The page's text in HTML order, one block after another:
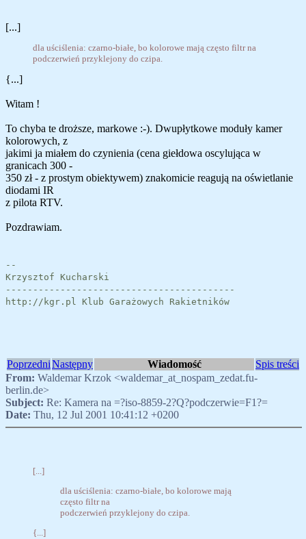
[...]
dla uściślenia: czarno-białe, bo kolorowe mają często filtr na
podczerwień przyklejony do czipa.
{...]
Witam !
To chyba te droższe, markowe :-). Dwupłytkowe moduły kamer
kolorowych, z
jakimi ja miałem do czynienia (cena giełdowa oscylująca w
granicach 300 -
350 zł - z prostym obiektywem) znakomicie reagują na oświetlanie
diodami IR
z pilota RTV.
Pozdrawiam.
--
Krzysztof Kucharski
------------------------------------------
http://kgr.pl Klub Garażowych Rakietników
PoprzedniNastępny Wiadomość
Spis treści
From: Waldemar Krzok <waldemar_at_nospam_zedat.fu-
berlin.de>
Subject: Re: Kamera na =?iso-8859-2?Q?podczerwie=F1?=
Date: Thu, 12 Jul 2001 10:41:12 +0200
[...]
dla uściślenia: czarno-białe, bo kolorowe mają
często filtr na
podczerwień przyklejony do czipa.
{...]